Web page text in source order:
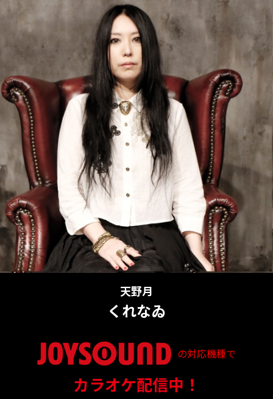
天野月
くれなゐ
の対応機種で
配信ステータスカラオケ配信中！